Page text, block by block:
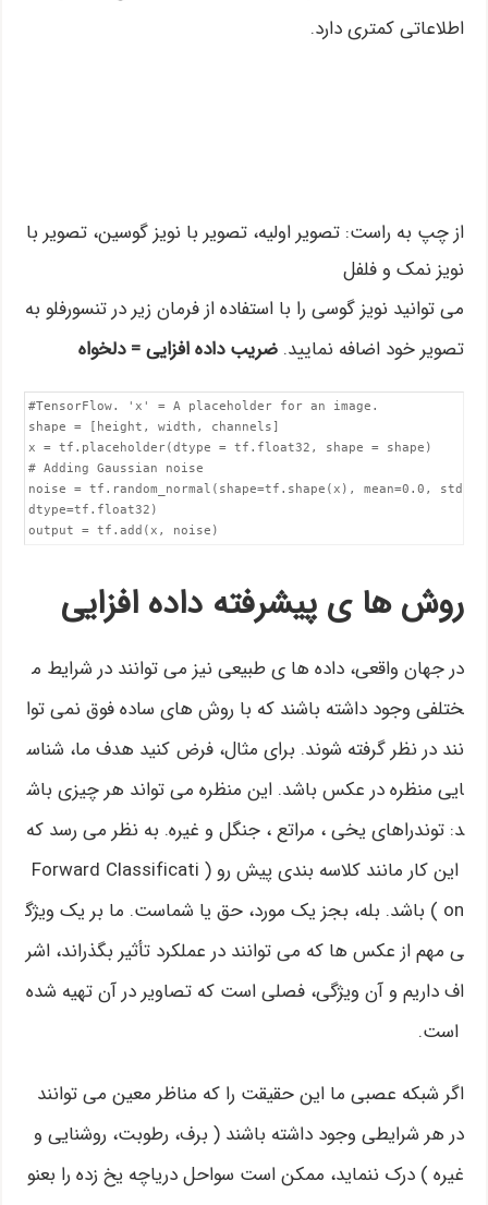
اطلاعاتی کمتری دارد.
از چپ به راست: تصویر اولیه، تصویر با نویز گوسین، تصویر با
نویز نمک و فلفل
می توانید نویز گوسی را با استفاده از فرمان زیر در تنسورفلو به
تصویر خود اضافه نمایید.ضریب داده افزایی = دلخواه
#TensorFlow. 'x' = A placeholder for an image.
shape = [height, width, channels]
x = tf.placeholder(dtype = tf.float32, shape = shape)
# Adding Gaussian noise
noise = tf.random_normal(shape=tf.shape(x), mean=0.0,
dtype=tf.float32)
روش ها ی پیشرفته داده افزایی
در جهان واقعی، داده ها ی طبیعی نیز می توانند در شرایط م
ختلفی وجود داشته باشند که با روش های ساده فوق نمی توا
نند در نظر گرفته شوند. برای مثال، فرض کنید هدف ما، شناس
ایی منظره در عکس باشد. این منظره می تواند هر چیزی باش
د: توندراهای یخی ، مراتع ، جنگل و غیره. به نظر می رسد که
این کار مانند کلاسه بندی پیش رو ( Forward Classificati
on ) باشد. بله، بجز یک مورد، حق یا شماست. ما بر یک ویژگ
ی مهم از عکس ها که می توانند در عملکرد تأثیر بگذراند، اشر
اف داریم و آن ویژگی، فصلی است که تصاویر در آن تهیه شده
است.
اگر شبکه عصبی ما این حقیقت را که مناظر معین می توانند
در هر شرایطی وجود داشته باشند ( برف، رطوبت، روشنایی و
غیره ) درک ننماید، ممکن است سواحل دریاچه یخ زده را بعنو